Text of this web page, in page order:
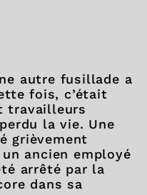
autre fusillade a
fois, c’était
travailleurs
la vie. Une
grièvement
ancien employé
arrêté par la
dans sa